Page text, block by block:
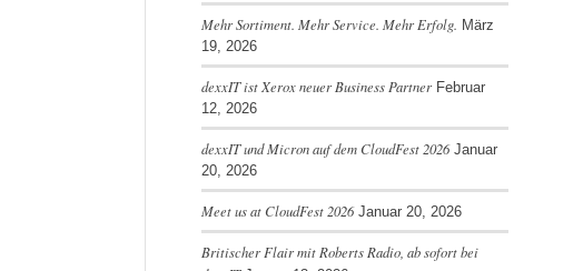
Mehr Sortiment. Mehr Service. Mehr Erfolg. März
19, 2026
dexxIT ist Xerox neuer Business Partner Februar
12, 2026
dexxIT und Micron auf dem CloudFest 2026 Januar
20, 2026
Meet us at CloudFest 2026 Januar 20, 2026
Britischer Flair mit Roberts Radio, ab sofort bei